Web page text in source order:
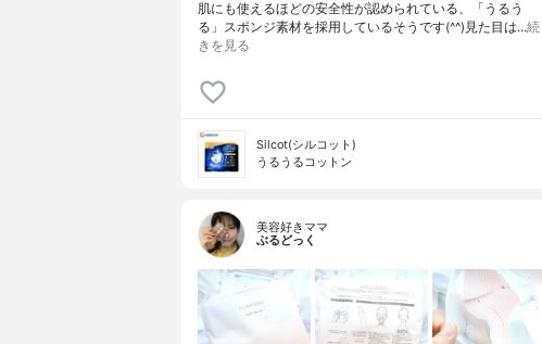
肌にも使えるほどの安全性が認められている、「うるう
る」スポンジ素材を採用しているそうです(^^)見た目は…続
きを見る
Silcot(シルコット)
うるうるコットン
美容好きママ
ぶるどっく